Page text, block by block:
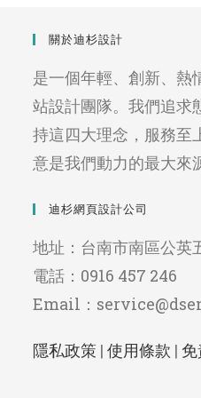
關於迪杉設計
是一個年輕、創新、熱
站設計團隊。我們追求
持這四大理念，服務至
意是我們動力的最大來
迪杉網頁設計公司
地址：台南市南區公英
電話：0916 457 246
Email：
隱私政策 |使用條款 |